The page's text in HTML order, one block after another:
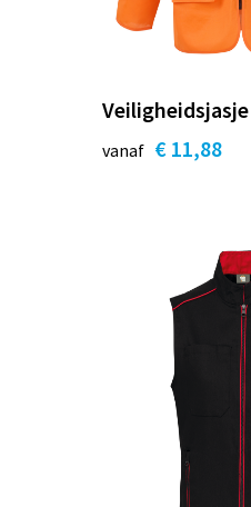
Veiligheidsjasje
vanaf € 11,88